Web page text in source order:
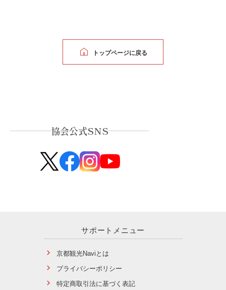
トップページに戻る
協会公式SNS
サポートメニュー
京都観光Naviとは
プライバシーポリシー
特定商取引法に基づく表記